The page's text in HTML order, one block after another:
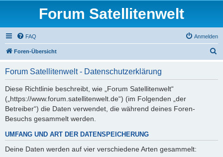
Forum Satellitenwelt
FAQ Anmelden
Foren-Übersicht
Forum Satellitenwelt - Datenschutzerklärung
Diese Richtlinie beschreibt, wie „Forum Satellitenwelt“
(„https://www.forum.satellitenwelt.de“) (im Folgenden „der
Betreiber“) die Daten verwendet, die während deines Foren-
Besuchs gesammelt werden.
UMFANG UND ART DER DATENSPEICHERUNG
Deine Daten werden auf vier verschiedene Arten gesammelt: